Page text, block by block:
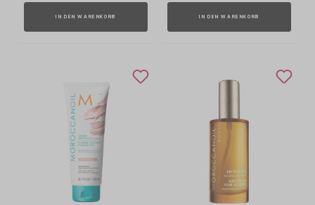
IN DEN WARENKORB IN DEN WARENKORB